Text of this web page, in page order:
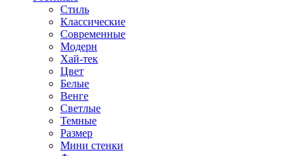
Стиль
Классические
Современные
Модерн
Хай-тек
Цвет
Белые
Венге
Светлые
Темные
Размер
Мини стенки